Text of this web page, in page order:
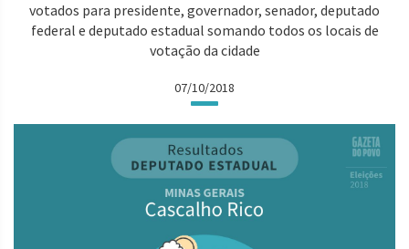
votados para presidente, governador, senador, deputado
federal e deputado estadual somando todos os locais de
votação da cidade
07/10/2018